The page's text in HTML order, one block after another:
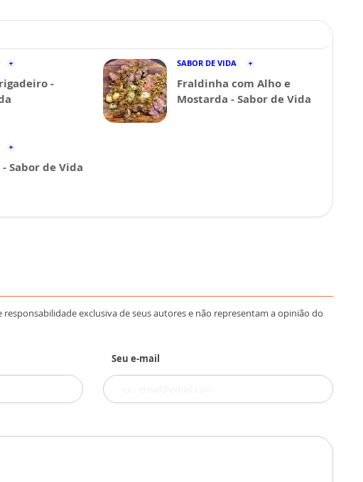
-
SABOR DE VIDA
Fraldinha com Alho e
Mostarda - Sabor de Vida
Sabor de Vida
responsabilidade exclusiva de seus autores e não representam a opinião do
Seu e-mail